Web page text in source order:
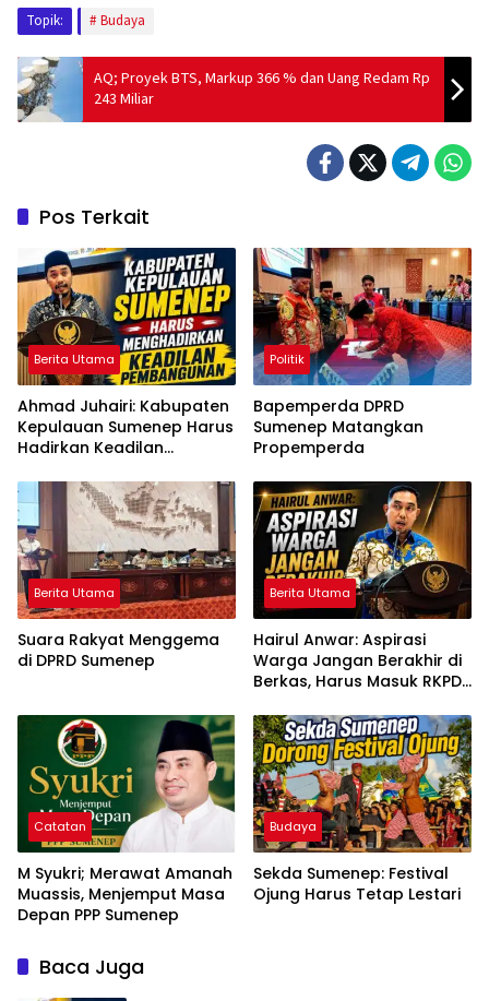
Topik: Budaya
AQ; Proyek BTS, Markup 366 % dan Uang Redam Rp
243 Miliar
Pos Terkait
Berita Utama
Ahmad Juhairi: Kabupaten
Kepulauan Sumenep Harus
Hadirkan Keadilan
Sekadar Ganti Nama
Politik
Bapemperda DPRD
Sumenep Matangkan
Propemperda
Berita Utama
Suara Rakyat Menggema
di DPRD Sumenep
Berita Utama
Hairul Anwar: Aspirasi
Warga Jangan Berakhir di
Berkas, Harus Masuk RKPD
Catatan
M Syukri; Merawat Amanah
Muassis, Menjemput Masa
Depan PPP Sumenep
Budaya
Sekda Sumenep: Festival
Ojung Harus Tetap Lestari
Baca Juga